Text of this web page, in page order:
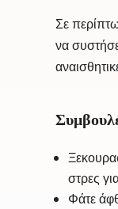
Σε
να
στρες
Φάτε